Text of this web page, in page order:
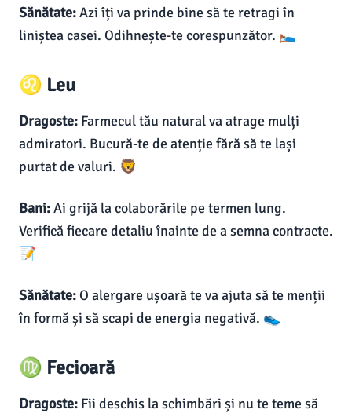
Sănătate:Azi îți va prinde bine să te retragi în
liniștea casei. Odihnește-te corespunzător. 🛌
♌ Leu
Dragoste: Farmecul tău natural va atrage mulți
admiratori. Bucură-te de atenție fără să te lași
purtat de valuri. 🦁
Bani:Ai grijă la colaborările pe termen lung.
Verifică fiecare detaliu înainte de a semna contracte.
📝
Sănătate: O alergare ușoară te va ajuta să te menții
în formă și să scapi de energia negativă. 👟
♍ Fecioară
Dragoste: Fii deschis la schimbări și nu te teme să